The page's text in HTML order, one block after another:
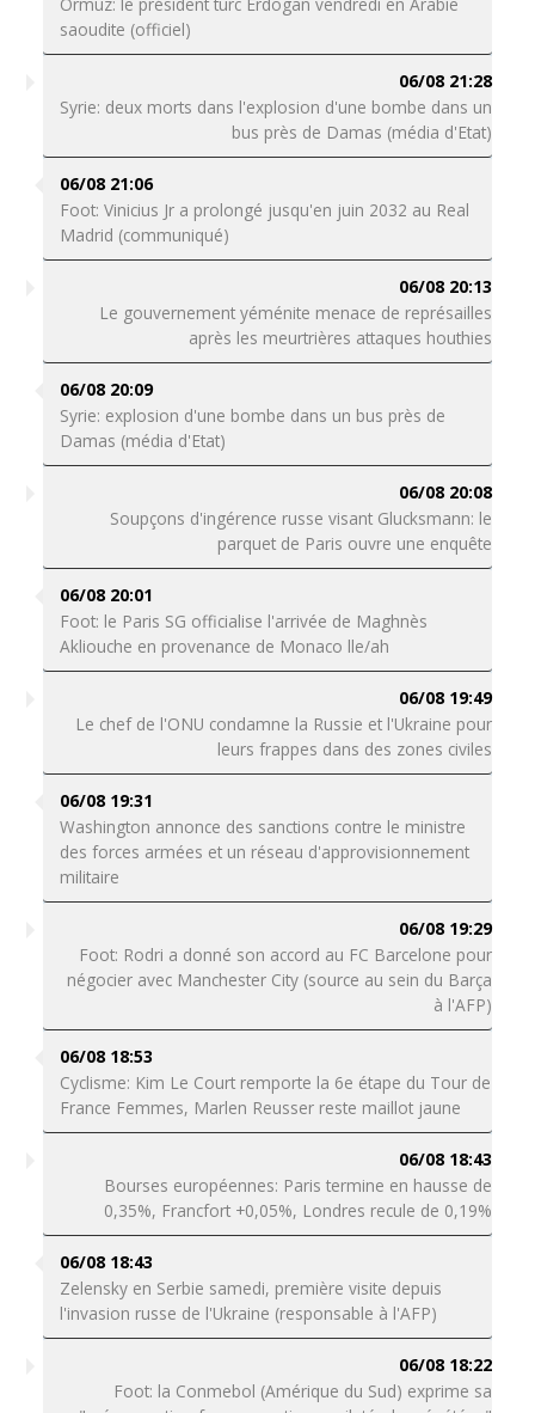
saoudite (officiel)
06/08 21:28
Syrie: deux morts dans l'explosion d'une bombe dans un
bus près de Damas (média d'Etat)
06/08 21:06
Foot: Vinicius Jr a prolongé jusqu'en juin 2032 au Real
Madrid (communiqué)
06/08 20:13
Le gouvernement yéménite menace de représailles
après les meurtrières attaques houthies
06/08 20:09
Syrie: explosion d'une bombe dans un bus près de
Damas (média d'Etat)
06/08 20:08
Soupçons d'ingérence russe visant Glucksmann: le
parquet de Paris ouvre une enquête
06/08 20:01
Foot: le Paris SG officialise l'arrivée de Maghnès
Akliouche en provenance de Monaco lle/ah
06/08 19:49
Le chef de l'ONU condamne la Russie et l'Ukraine pour
leurs frappes dans des zones civiles
06/08 19:31
Washington annonce des sanctions contre le ministre
des forces armées et un réseau d'approvisionnement
militaire
06/08 19:29
Foot: Rodri a donné son accord au FC Barcelone pour
négocier avec Manchester City (source au sein du Barça
à l'AFP)
06/08 18:53
Cyclisme: Kim Le Court remporte la 6e étape du Tour de
France Femmes, Marlen Reusser reste maillot jaune
06/08 18:43
Bourses européennes: Paris termine en hausse de
0,35%, Francfort +0,05%, Londres recule de 0,19%
06/08 18:43
Zelensky en Serbie samedi, première visite depuis
l'invasion russe de l'Ukraine (responsable à l'AFP)
06/08 18:22
Foot: la Conmebol (Amérique du Sud) exprime sa